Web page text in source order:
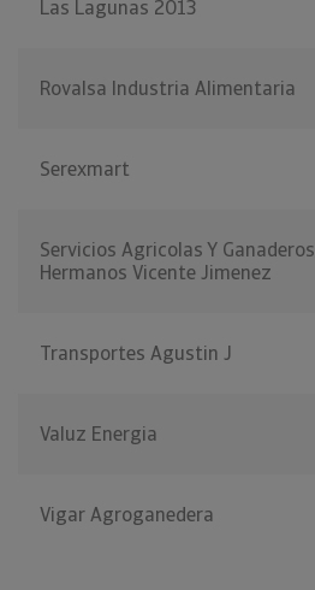
Las Lagunas 2013
Rovalsa Industria Alimentaria
Serexmart
Servicios Agricolas Y Ganaderos
Hermanos Vicente Jimenez
Transportes Agustin J
Valuz Energia
Vigar Agroganedera